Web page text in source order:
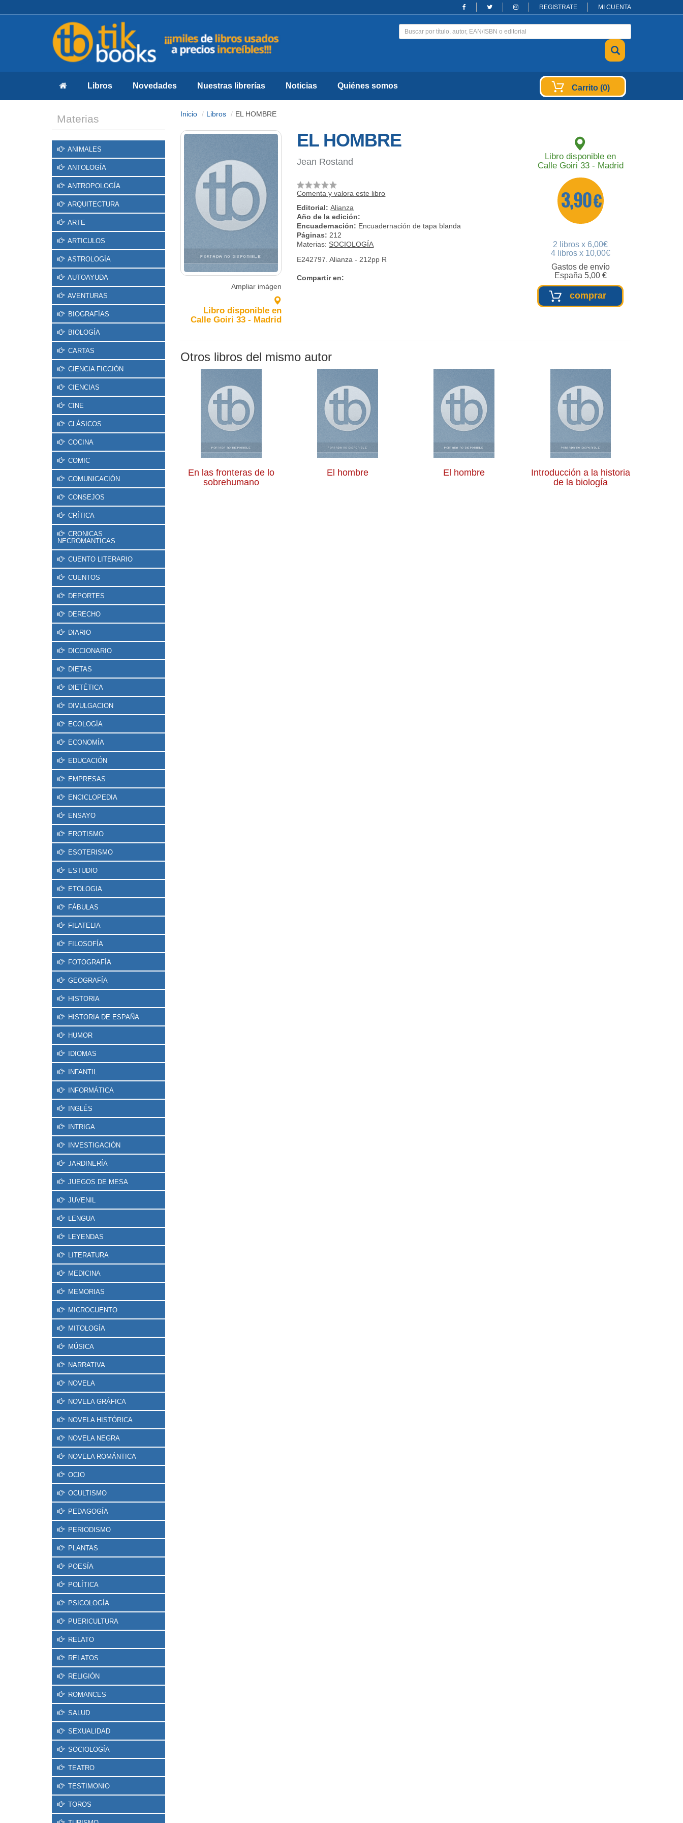
REGISTRATE MI CUENTA
Libros Novedades Nuestras librerías Noticias Quiénes somos Carrito (0)
Materias
ANIMALES
ANTOLOGÍA
ANTROPOLOGÍA
ARQUITECTURA
ARTE
ARTICULOS
ASTROLOGÍA
AUTOAYUDA
AVENTURAS
BIOGRAFÍAS
BIOLOGÍA
CARTAS
CIENCIA FICCIÓN
CIENCIAS
CINE
CLÁSICOS
COCINA
COMIC
COMUNICACIÓN
CONSEJOS
CRÍTICA
CRONICAS
NECROMANTICAS
CUENTO LITERARIO
CUENTOS
DEPORTES
DERECHO
DIARIO
DICCIONARIO
DIETAS
DIETÉTICA
DIVULGACION
ECOLOGÍA
ECONOMÍA
EDUCACIÓN
EMPRESAS
ENCICLOPEDIA
ENSAYO
EROTISMO
ESOTERISMO
ESTUDIO
ETOLOGIA
FÁBULAS
FILATELIA
FILOSOFÍA
FOTOGRAFÍA
GEOGRAFÍA
HISTORIA
HISTORIA DE ESPAÑA
HUMOR
IDIOMAS
INFANTIL
INFORMÁTICA
INGLÉS
INTRIGA
INVESTIGACIÓN
JARDINERÍA
JUEGOS DE MESA
JUVENIL
LENGUA
LEYENDAS
LITERATURA
MEDICINA
MEMORIAS
MICROCUENTO
MITOLOGÍA
MÚSICA
NARRATIVA
NOVELA
NOVELA GRÁFICA
NOVELA HISTÓRICA
NOVELA NEGRA
NOVELA ROMÁNTICA
OCIO
OCULTISMO
PEDAGOGÍA
PERIODISMO
PLANTAS
POESÍA
POLÍTICA
PSICOLOGÍA
PUERICULTURA
RELATO
RELATOS
RELIGIÓN
ROMANCES
SALUD
SEXUALIDAD
SOCIOLOGÍA
TEATRO
TESTIMONIO
TOROS
Inicio Libros EL HOMBRE
Ampliar imágen
Libro disponible en
Calle Goiri 33 - Madrid
EL HOMBRE
Jean Rostand
Comenta y valora este libro
Editorial:Alianza
Año de la edición:
Encuadernación: Encuadernación de tapa blanda
Páginas: 212
Materias: SOCIOLOGÍA
E242797. Alianza - 212pp R
Compartir en:
Libro disponible en
Calle Goiri 33 - Madrid
3,90 €
2 libros x 6,00€
4 libros x 10,00€
Gastos de envío
España 5,00 €
comprar
Otros libros del mismo autor
En las fronteras de lo
sobrehumano
El hombre El hombre
Introducción a la historia
de la biología